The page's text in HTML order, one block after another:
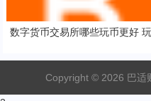
数字货币交易所哪些玩币更好 玩
Copyright © 2026 巴适